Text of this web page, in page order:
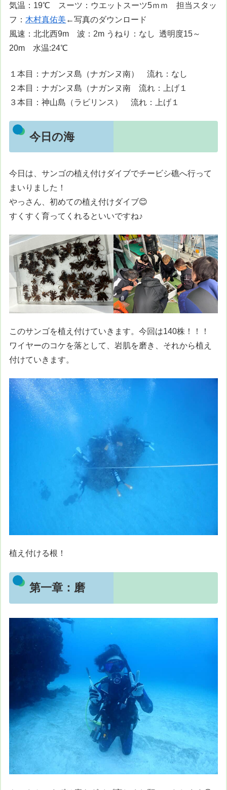
気温：19℃ スーツ：ウエットスーツ5ｍｍ 担当スタッ
フ： 木村真佑美 ←写真のダウンロード
風速：北北西9m 波：2m うねり：なし 透明度15～
20m 水温:24℃
１本目：ナガンヌ島（ナガンヌ南） 流れ：なし
２本目：ナガンヌ島（ナガンヌ南 流れ：上げ１
３本目：神山島（ラビリンス） 流れ：上げ１
今日の海
今日は、サンゴの植え付けダイブでチービシ礁へ行って
まいりました！
やっさん、初めての植え付けダイブ😊
すくすく育ってくれるといいですね♪
このサンゴを植え付けていきます。今回は140株！！！
ワイヤーのコケを落として、岩肌を磨き、それから植え
付けていきます。
植え付ける根！
第一章：磨